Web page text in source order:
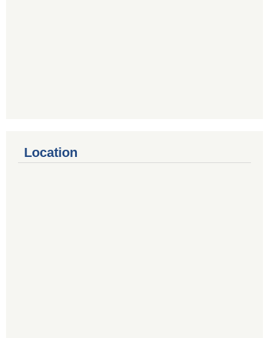
Location